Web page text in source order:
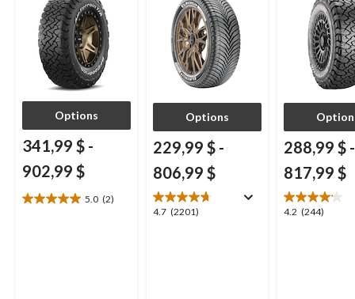
Options
341,99 $ -
902,99 $
5.0 (2)
5.0
Options
229,99 $ -
806,99 $
4.7 (2201)
4.7
288,99 $ -
817,99 $
4.2 (244)
4.2